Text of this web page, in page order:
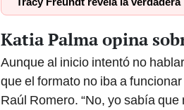
Katia Palma opina
Aunque al inicio intentó no
que el formato no iba a
Raúl Romero. “No, yo sabía